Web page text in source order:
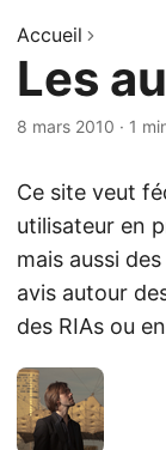
Accueil
Les
8 mars 2010 · 1
Ce site veut
utilisateur en
mais aussi
avis autour
des RIAs ou